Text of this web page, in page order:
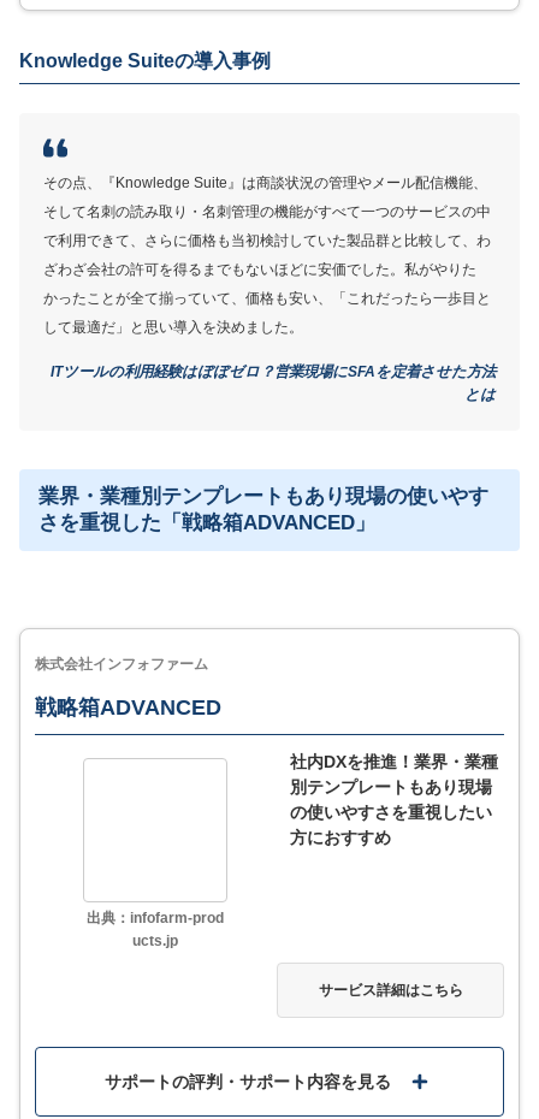
不必要な機能は非表示設定にできる柔軟なカスタマイ
MORE
ここが少し気になる…
機能性に物足りなさを感じる声も
サービス詳細
Knowledge Suiteの導入事例
その点、『Knowledge Suite』は商談状況の管理やメール配信機能、
そして名刺の読み取り・名刺管理の機能がすべて一つのサービスの中
で利用できて、さらに価格も当初検討していた製品群と比較して、わ
ざわざ会社の許可を得るまでもないほどに安価でした。私がやりた
かったことが全て揃っていて、価格も安い、「これだったら一歩目と
して最適だ」と思い導入を決めました。
ITツールの利用経験はぼぼゼロ？営業現場にSFAを定着させた方法
とは
業界・業種別テンプレートもあり現場の使いやす
さを重視した 「戦略箱ADVANCED」
株式会社インフォファーム
戦略箱ADVANCED
出典：infofarm-prod
ucts.jp
社内DXを推進！業界・業種
別テンプレートもあり現場
の使いやすさを重視したい
方におすすめ
サービス詳細はこちら
サポートの評判・サポート内容を見る